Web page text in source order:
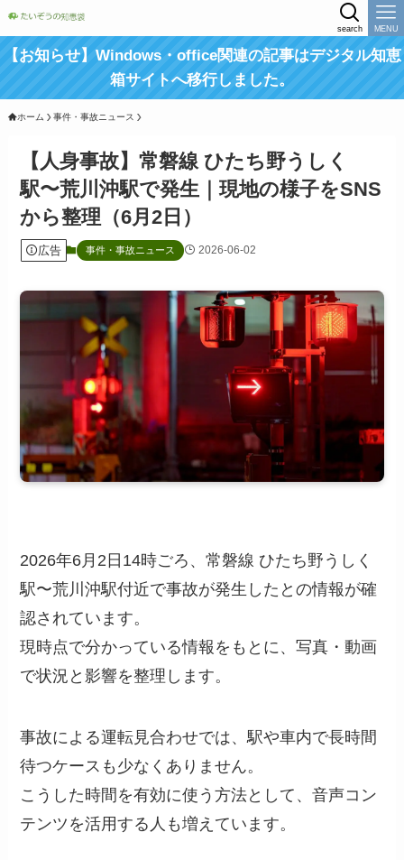
search MENU
【お知らせ】Windows・office関連の記事はデジタル知恵
箱サイトへ移行しました。
ホーム 事件・事故ニュース
【人身事故】常磐線 ひたち野うしく
駅〜荒川沖駅で発生｜現地の様子をSNS
から整理（6月2日）
広告 事件・事故ニュース 2026-06-02
2026年6月2日14時ごろ、常磐線 ひたち野うしく
駅〜荒川沖駅付近で事故が発生したとの情報が確
認されています。
現時点で分かっている情報をもとに、写真・動画
で状況と影響を整理します。
事故による運転見合わせでは、駅や車内で長時間
待つケースも少なくありません。
こうした時間を有効に使う方法として、音声コン
テンツを活用する人も増えています。